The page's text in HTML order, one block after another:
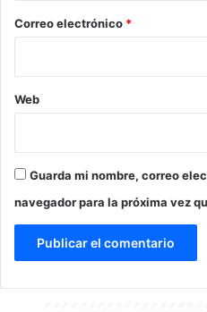
*
Correo electrónico *
Web
Guarda mi nombre, correo
navegador para la próxima vez